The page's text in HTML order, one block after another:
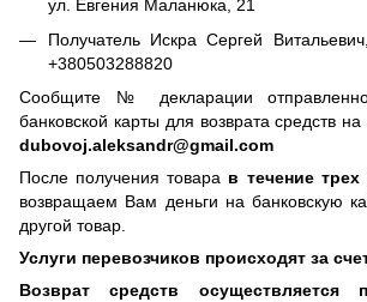
ул. Евгения Маланюка, 21
Получатель Искра Сергей
+380503288820
Сообщите № декларации
банковской карты для возврата средств
dubovoj.aleksandr@gmail.com
После получения товара в течение
возвращаем Вам деньги на банковскую
другой товар.
Услуги перевозчиков происходят за
Возврат средств осуществляется